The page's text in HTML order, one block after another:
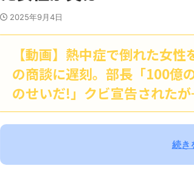
2025年9月4日
【動画】熱中症で倒れた女
の商談に遅刻。部長「100億
のせいだ!」クビ宣告された
続き